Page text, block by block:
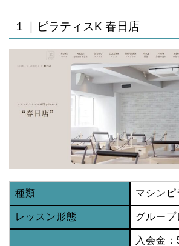
１｜ピラティスK 春日店
種類 マシンピ
レッスン形態 グループ
入会金